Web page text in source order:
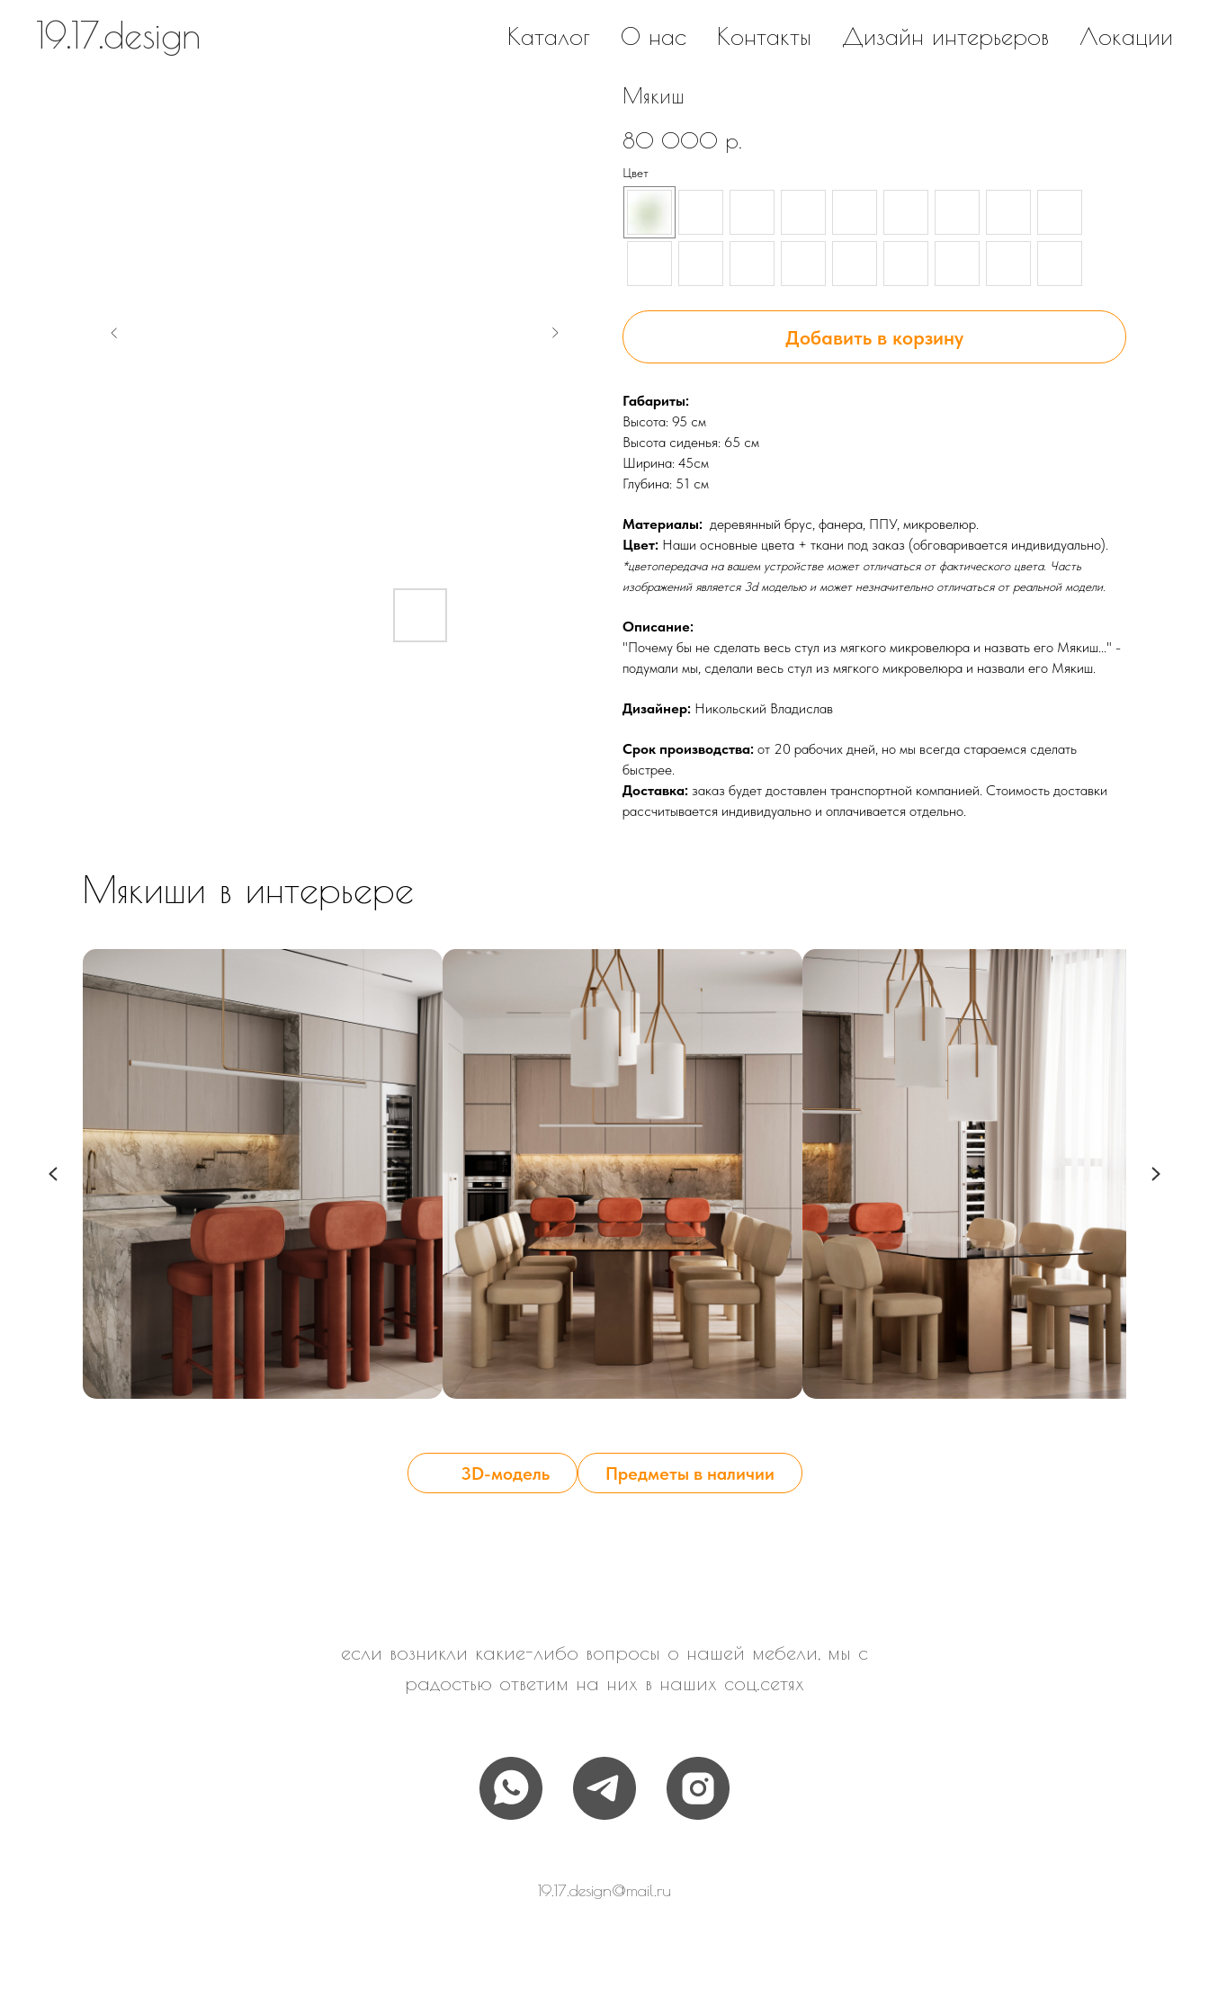
19.17.design Каталог О нас Контакты Дизайн интерьеров Локации
Мякиш
80 000 р.
Цвет
Добавить в корзину
Габариты:
Высота: 95 см
Высота сиденья: 65 см
Ширина: 45см
Глубина: 51 см
Материалы: деревянный брус, фанера, ППУ, микровелюр.
Цвет: Наши основные цвета + ткани под заказ (обговаривается индивидуально).
*цветопередача на вашем устройстве может отличаться от фактического цвета. Часть
изображений является 3d моделью и может незначительно отличаться от реальной модели.
Описание:
"Почему бы не сделать весь стул из мягкого микровелюра и назвать его Мякиш..." -
подумали мы, сделали весь стул из мягкого микровелюра и назвали его Мякиш.
Дизайнер: Никольский Владислав
Срок производства: от 20 рабочих дней, но мы всегда стараемся сделать
быстрее.
Доставка: заказ будет доставлен транспортной компанией. Стоимость доставки
рассчитывается индивидуально и оплачивается отдельно.
Мякиши в интерьере
3D-модель Предметы в наличии
если возникли какие-либо вопросы о нашей мебели, мы с
радостью ответим на них в наших соц.сетях
19.17.design@mail.ru